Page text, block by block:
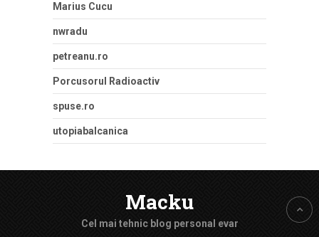
Marius Cucu
nwradu
petreanu.ro
Porcusorul Radioactiv
spuse.ro
utopiabalcanica
Macku
Cel mai tehnic blog personal evar